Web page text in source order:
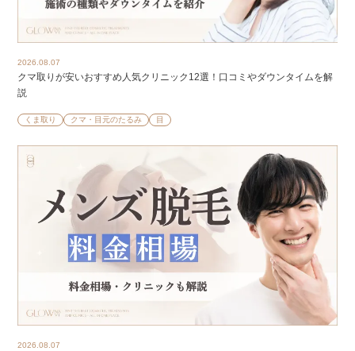
2026.08.07
クマ取りが安いおすすめ人気クリニック12選！口コミやダウンタイムを解
説
くま取り クマ・目元のたるみ 目
2026.08.07